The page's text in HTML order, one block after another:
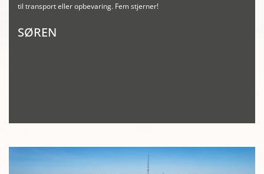
til transport eller opbevaring. Fem stjerner!
SØREN